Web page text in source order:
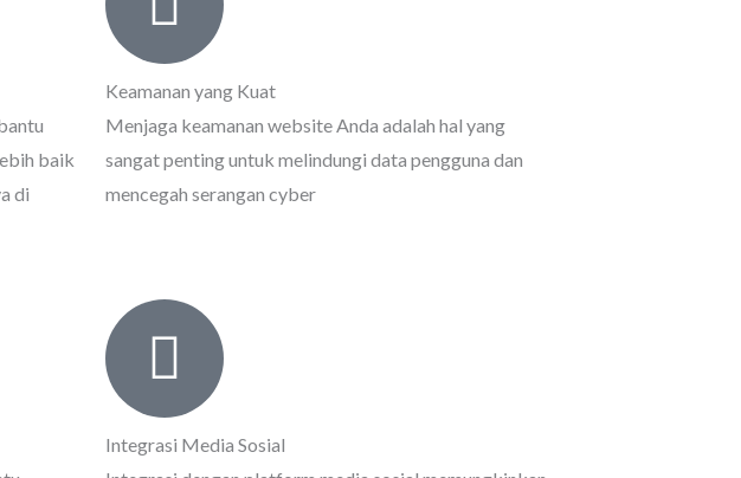
baik
di
Keamanan yang Kuat
Menjaga keamanan website Anda adalah hal yang
sangat penting untuk melindungi data pengguna dan
mencegah serangan cyber
Integrasi Media Sosial